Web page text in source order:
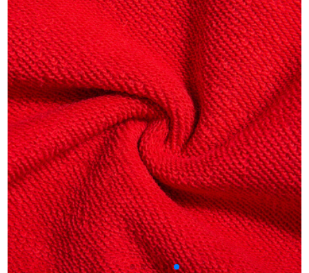
0566 BQ 0566サイズ
の128の身長の125グ
ルーを提案します。
の黒い色100 cm